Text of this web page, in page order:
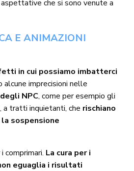
che si sono venute a
E ANIMAZIONI
in cui possiamo imbatterci
alcune imprecisioni nelle
NPC, come per esempio gli
a tratti inquietanti, che rischiano
sospensione
comprimari. La cura per i
eguaglia i risultati